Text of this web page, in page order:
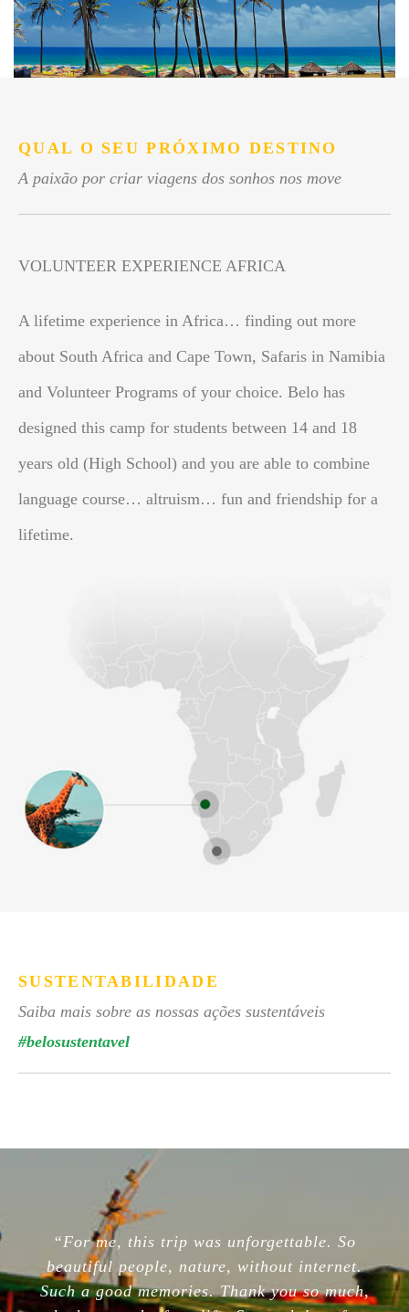
QUAL O SEU PRÓXIMO DESTINO
A paixão por criar viagens dos sonhos nos move
VOLUNTEER EXPERIENCE AFRICA
A lifetime experience in Africa… finding out more
about South Africa and Cape Town, Safaris in Namibia
and Volunteer Programs of your choice. Belo has
designed this camp for students between 14 and 18
years old (High School) and you are able to combine
language course… altruism… fun and friendship for a
lifetime.
SUSTENTABILIDADE
Saiba mais sobre as nossas ações sustentáveis
#belosustentavel
“For me, this trip was unforgettable. So
beautiful people, nature, without internet.
Such a good memories. Thank you so much,